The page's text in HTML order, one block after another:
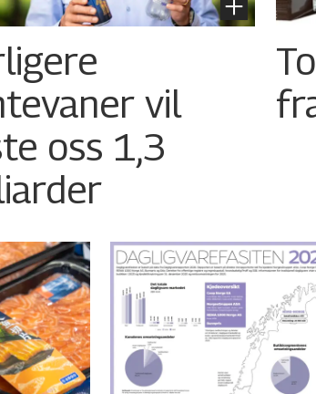
vil
oss 1,3